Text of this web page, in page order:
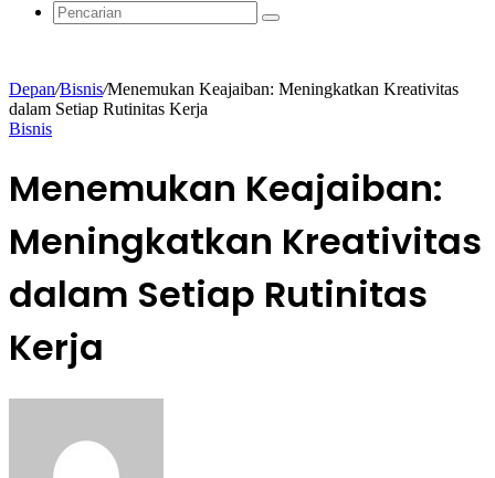
Acak
Pencarian
Depan/Bisnis/Menemukan Keajaiban: Meningkatkan Kreativitas
dalam Setiap Rutinitas Kerja
Bisnis
Menemukan Keajaiban:
Meningkatkan Kreativitas
dalam Setiap Rutinitas
Kerja